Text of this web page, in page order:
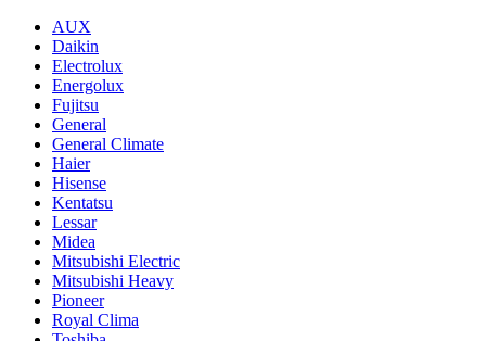
AUX
Daikin
Electrolux
Energolux
Fujitsu
General
General Climate
Haier
Hisense
Kentatsu
Lessar
Midea
Mitsubishi Electric
Mitsubishi Heavy
Pioneer
Royal Clima